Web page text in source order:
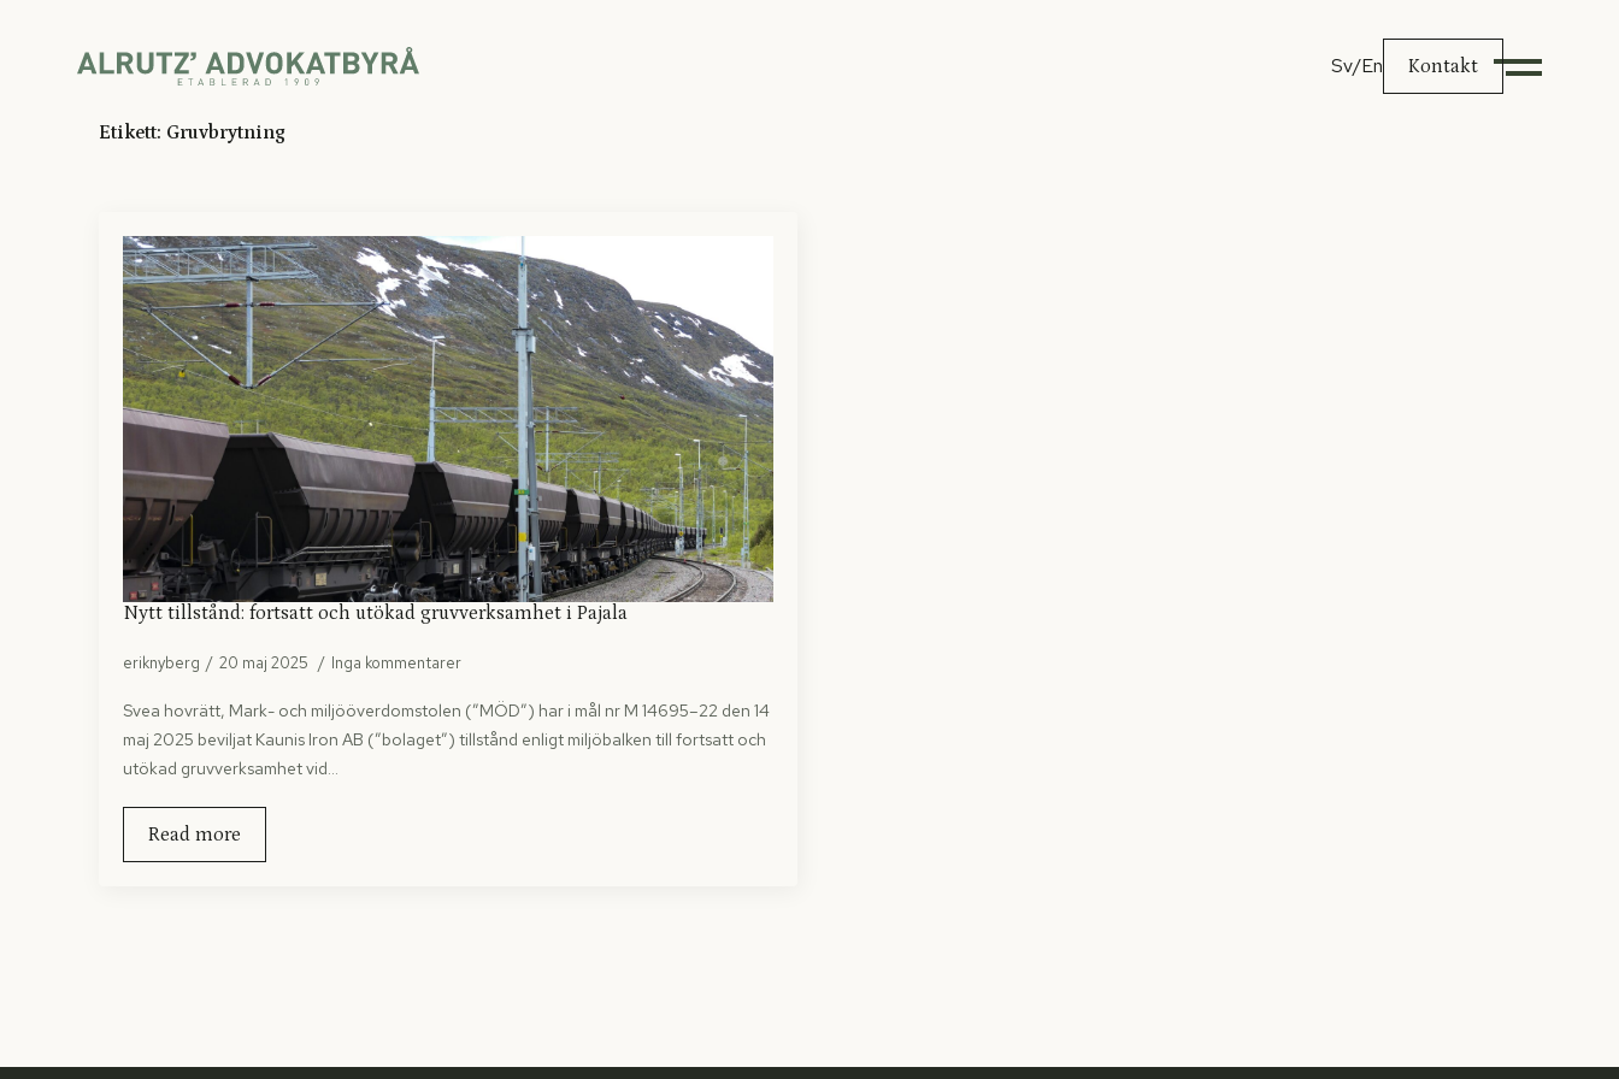
Sv/En Kontakt
Etikett: Gruvbrytning
Nytt tillstånd: fortsatt och utökad gruvverksamhet i Pajala
eriknyberg 20 maj 2025 Inga kommentarer
Svea hovrätt, Mark- och miljööverdomstolen (”MÖD”) har i mål nr M 14695–22 den 14
maj 2025 beviljat Kaunis Iron AB (”bolaget”) tillstånd enligt miljöbalken till fortsatt och
utökad gruvverksamhet vid…
Read more